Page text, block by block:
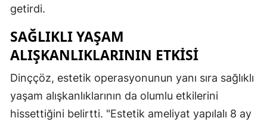
getirdi.
SAĞLIKLI YAŞAM
ALIŞKANLIKLARININ ETKISI
Dinççöz, estetik operasyonunun yanı sıra sağlıklı
yaşam alışkanlıklarının da olumlu etkilerini
hissettiğini belirtti. "Estetik ameliyat yapılalı 8 ay